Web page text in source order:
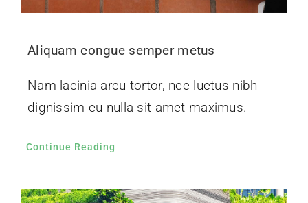
Aliquam congue semper metus
Nam lacinia arcu tortor, nec luctus nibh
dignissim eu nulla sit amet maximus.
Continue Reading